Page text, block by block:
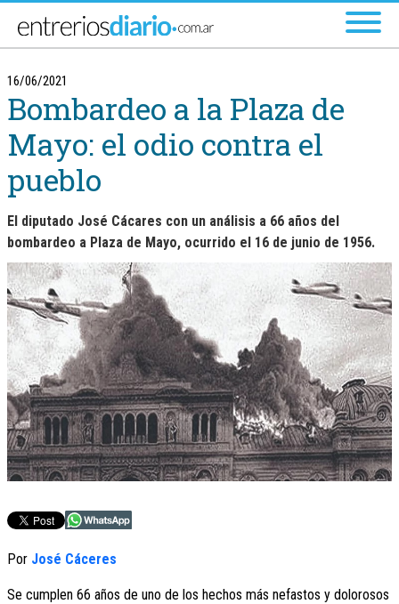
16/06/2021
Bombardeo a la Plaza de
Mayo: el odio contra el
pueblo
El diputado José Cácares con un análisis a 66 años del
bombardeo a Plaza de Mayo, ocurrido el 16 de junio de 1956.
Por José Cáceres
Se cumplen 66 años de uno de los hechos más nefastos y dolorosos